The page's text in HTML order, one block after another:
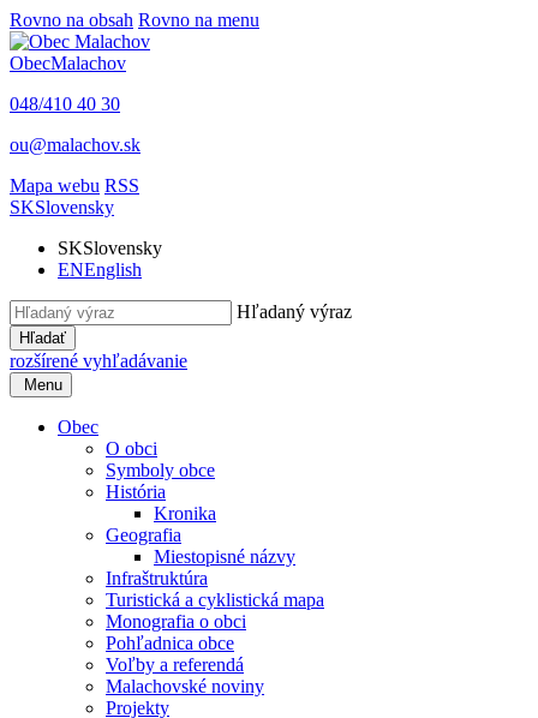
Rovno na obsah Rovno na menu
ObecMalachov
048/410 40 30
ou@malachov.sk
Mapa webu RSS
SKSlovensky
SKSlovensky
ENEnglish
Hľadaný výraz
Hľadať
rozšírené vyhľadávanie
Menu
Obec
O obci
Symboly obce
História
Kronika
Geografia
Miestopisné názvy
Infraštruktúra
Turistická a cyklistická mapa
Monografia o obci
Pohľadnica obce
Voľby a referendá
Malachovské noviny
Projekty